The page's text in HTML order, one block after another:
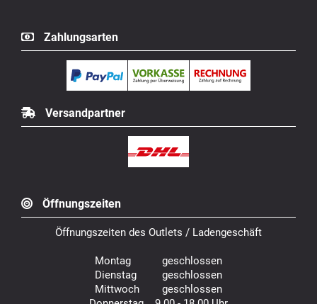
Zahlungsarten
Versandpartner
Öffnungszeiten
Öffnungszeiten des Outlets / Ladengeschäft
Montag geschlossen
Dienstag geschlossen
Mittwoch geschlossen